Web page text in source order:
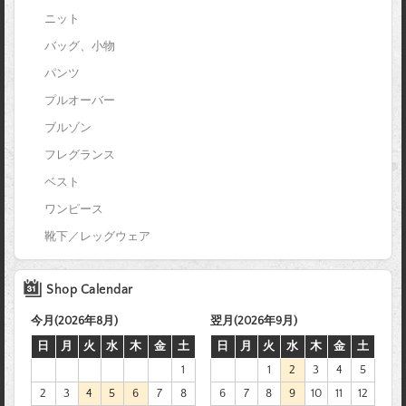
ニット
バッグ、小物
パンツ
プルオーバー
ブルゾン
フレグランス
ベスト
ワンピース
靴下／レッグウェア
Shop Calendar
今月(2026年8月)
日
月 火 水 木 金
土
1
2
3 4 5 6 7 8
翌月(2026年9月)
日
月 火 水 木 金
土
1
2 3 4
5
6
7 8 9 10 11 12